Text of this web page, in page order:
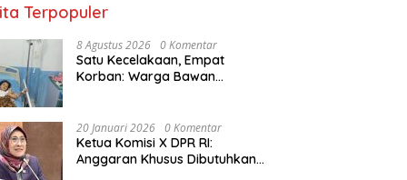
Terpopuler
8 Agustus 2026 0 Komentar
Satu Kecelakaan, Empat
Korban: Warga Bawan
Mendapat Lampu Jalan?
20 Januari 2026 0 Komentar
Ketua Komisi X DPR RI:
Anggaran Khusus Dibutuhkan